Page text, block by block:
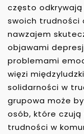
często
swoich trudności
nawzajem
objawami
problemami
więzi
solidarności w
grupowa może
osób, które
trudności w